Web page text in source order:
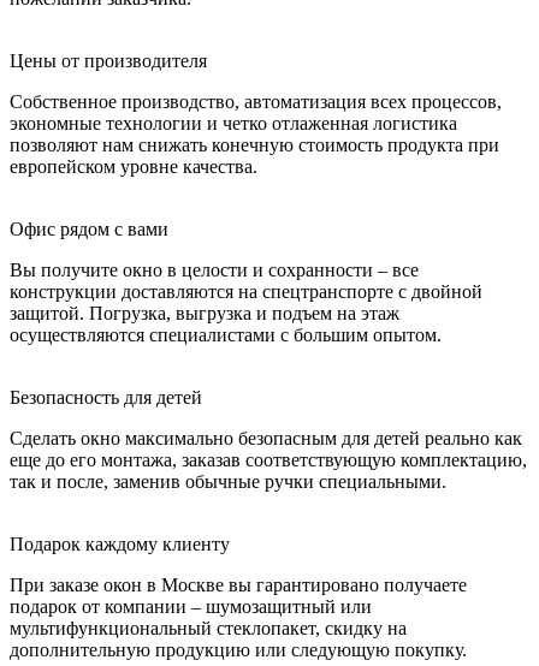
Цены от производителя
Собственное производство, автоматизация всех процессов,
экономные технологии и четко отлаженная логистика
позволяют нам снижать конечную стоимость продукта при
европейском уровне качества.
Офис рядом с вами
Вы получите окно в целости и сохранности – все
конструкции доставляются на спецтранспорте с двойной
защитой. Погрузка, выгрузка и подъем на этаж
осуществляются специалистами с большим опытом.
Безопасность для детей
Сделать окно максимально безопасным для детей реально как
еще до его монтажа, заказав соответствующую комплектацию,
так и после, заменив обычные ручки специальными.
Подарок каждому клиенту
При заказе окон в Москве вы гарантировано получаете
подарок от компании – шумозащитный или
мультифункциональный стеклопакет, скидку на
дополнительную продукцию или следующую покупку.